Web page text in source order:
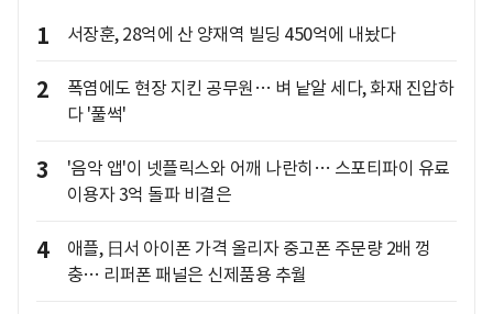
1 서장훈, 28억에 산 양재역 빌딩 450억에 내놨다
2
폭염에도 현장 지킨 공무원… 벼 낱알 세다, 화재 진압하
다 '풀썩'
3
'음악 앱'이 넷플릭스와 어깨 나란히… 스포티파이 유료
이용자 3억 돌파 비결은
4
애플, 日서 아이폰 가격 올리자 중고폰 주문량 2배 껑
충… 리퍼폰 패널은 신제품용 추월